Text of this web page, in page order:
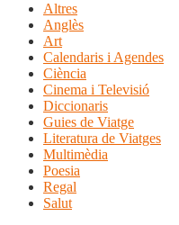
Altres
Anglès
Art
Calendaris i Agendes
Ciència
Cinema i Televisió
Diccionaris
Guies de Viatge
Literatura de Viatges
Multimèdia
Poesia
Regal
Salut